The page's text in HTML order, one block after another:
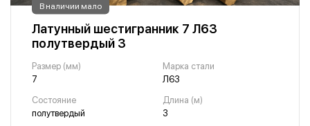
В наличии мало
Латунный шестигранник 7 Л63
полутвердый 3
Размер (мм)
7
Марка стали
Л63
Состояние
полутвердый
Длина (м)
3